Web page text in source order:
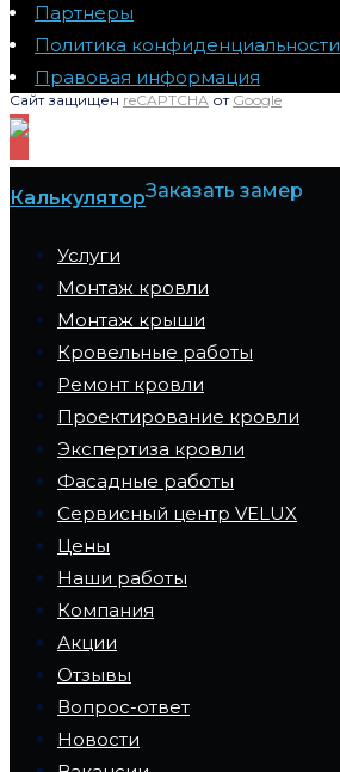
Партнеры
Политика конфиденциальности
Правовая информация
Сайт защищен reCAPTCHA от Google
КалькуляторЗаказать замер
Услуги
Монтаж кровли
Монтаж крыши
Кровельные работы
Ремонт кровли
Проектирование кровли
Экспертиза кровли
Фасадные работы
Сервисный центр VELUX
Цены
Наши работы
Компания
Акции
Отзывы
Вопрос-ответ
Новости